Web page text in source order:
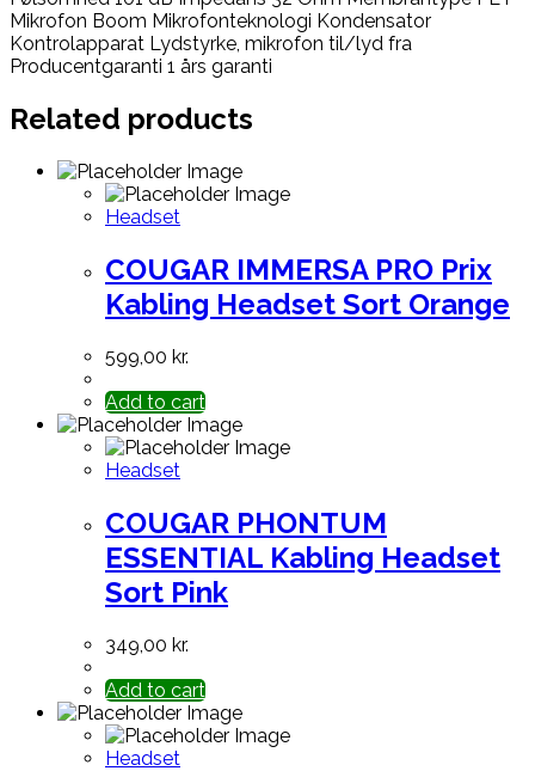
Mikrofon Boom Mikrofonteknologi Kondensator
Kontrolapparat Lydstyrke, mikrofon til/lyd fra
Producentgaranti 1 års garanti
Related products
Headset
COUGAR IMMERSA PRO Prix
Kabling Headset Sort Orange
599,00 kr.
Add to cart
Headset
COUGAR PHONTUM
ESSENTIAL Kabling Headset
Sort Pink
349,00 kr.
Add to cart
Headset